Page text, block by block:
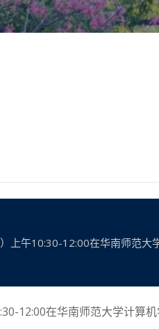
午10:30-12:00在华南师范大
12:00在华南师范大学计算